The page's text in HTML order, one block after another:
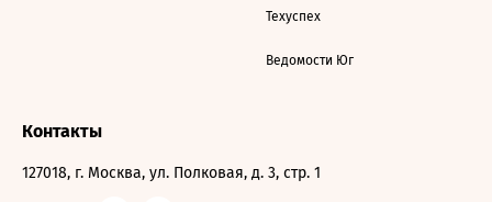
Техуспех
Ведомости Юг
Контакты
127018, г. Москва, ул. Полковая, д. 3, стр. 1